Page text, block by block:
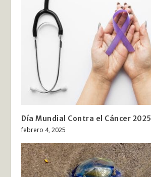
Día Mundial Contra el Cáncer 2025
febrero 4, 2025